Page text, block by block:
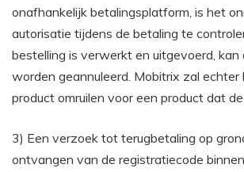
onafhankelijk betalingsplatform, is het
autorisatie tijdens de betaling te
bestelling is verwerkt en uitgevoerd, kan
worden geannuleerd. Mobitrix zal
product omruilen voor een product dat
3) Een verzoek tot terugbetaling op
ontvangen van de registratiecode